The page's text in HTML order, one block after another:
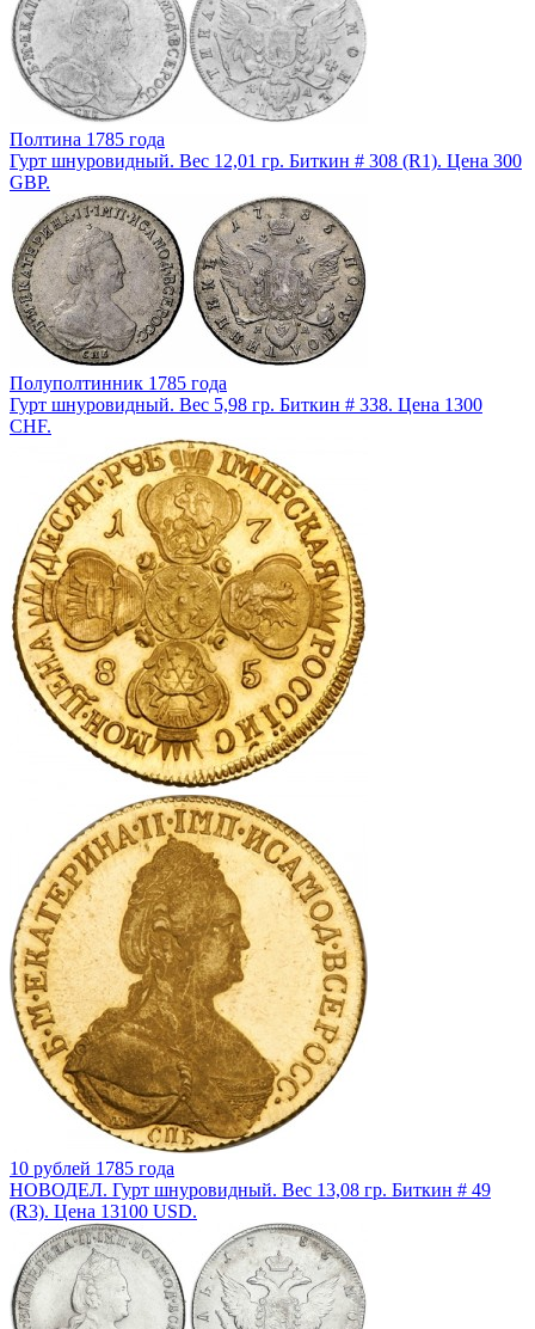
Полтина 1785 года
Гурт шнуровидный. Вес 12,01 гр. Биткин # 308 (R1). Цена 300
GBP.
Полуполтинник 1785 года
Гурт шнуровидный. Вес 5,98 гр. Биткин # 338. Цена 1300
CHF.
10 рублей 1785 года
НОВОДЕЛ. Гурт шнуровидный. Вес 13,08 гр. Биткин # 49
(R3). Цена 13100 USD.